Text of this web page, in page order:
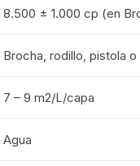
8.500 ± 1.000 cp (en
Brocha, rodillo, pistola o
7 – 9 m2/L/capa
Agua